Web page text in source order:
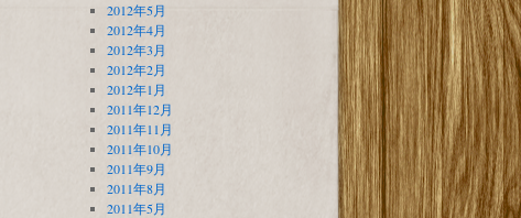
2012年5月
2012年4月
2012年3月
2012年2月
2012年1月
2011年12月
2011年11月
2011年10月
2011年9月
2011年8月
2011年5月